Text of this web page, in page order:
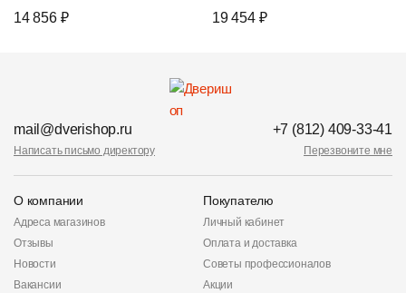
14 856 ₽ 19 454 ₽
mail@dverishop.ru
Написать письмо директору
+7 (812) 409-33-41
Перезвоните мне
О компании
Адреса магазинов
Отзывы
Новости
Вакансии
Покупателю
Личный кабинет
Оплата и доставка
Советы профессионалов
Акции